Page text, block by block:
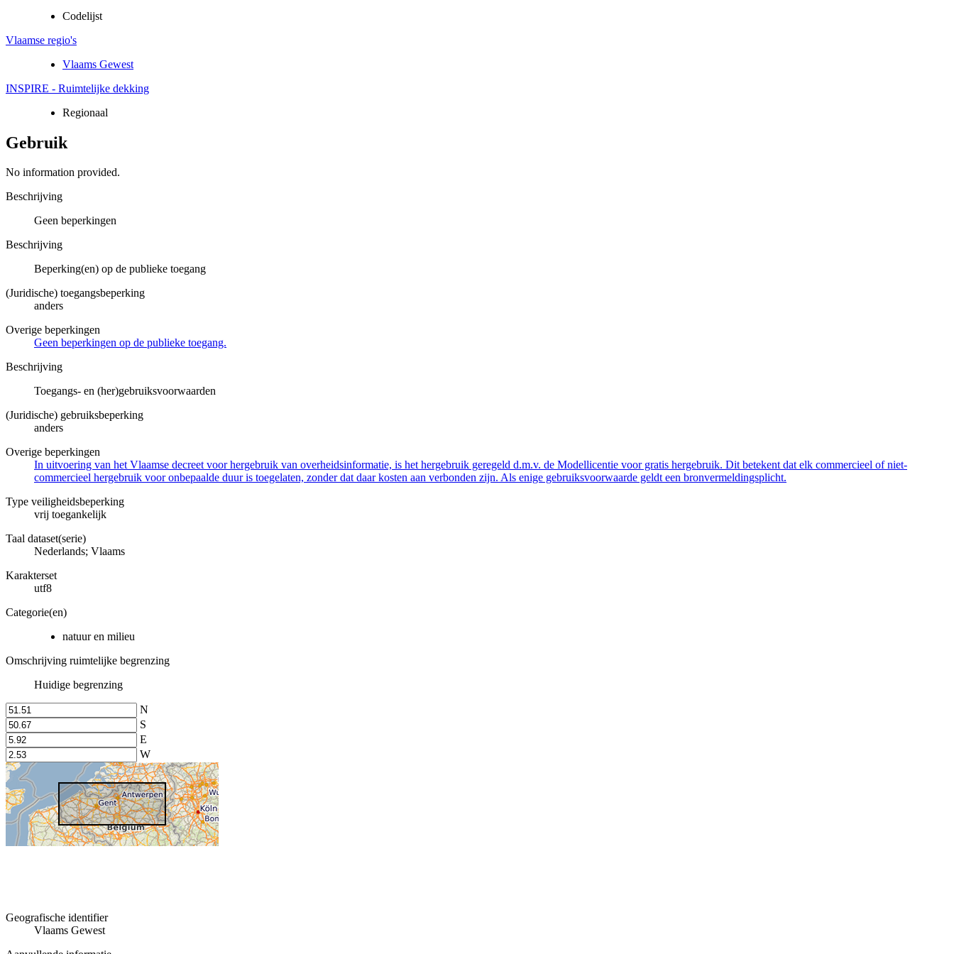
Codelijst
Vlaamse regio's
Vlaams Gewest
INSPIRE - Ruimtelijke dekking
Regionaal
Gebruik
No information provided.
Beschrijving
Geen beperkingen
Beschrijving
Beperking(en) op de publieke toegang
(Juridische) toegangsbeperking
anders
Overige beperkingen
Geen beperkingen op de publieke toegang.
Beschrijving
Toegangs- en (her)gebruiksvoorwaarden
(Juridische) gebruiksbeperking
anders
Overige beperkingen
In uitvoering van het Vlaamse decreet voor hergebruik van overheidsinformatie, is het hergebruik geregeld d.m.v. de Modellicentie voor gratis hergebruik. Dit betekent dat elk commercieel of niet-
commercieel hergebruik voor onbepaalde duur is toegelaten, zonder dat daar kosten aan verbonden zijn. Als enige gebruiksvoorwaarde geldt een bronvermeldingsplicht.
Type veiligheidsbeperking
vrij toegankelijk
Taal dataset(serie)
Nederlands; Vlaams
Karakterset
utf8
Categorie(en)
natuur en milieu
Omschrijving ruimtelijke begrenzing
Huidige begrenzing
N
S
E
W
Geografische identifier
Vlaams Gewest